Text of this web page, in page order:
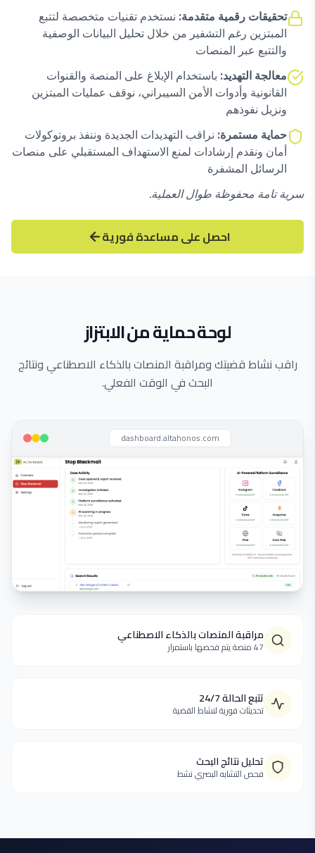
تحقيقات رقمية متقدمة: نستخدم تقنيات متخصصة لتتبع
المبتزين رغم التشفير من خلال تحليل البيانات الوصفية
والتتبع عبر المنصات
معالجة التهديد: باستخدام الإبلاغ على المنصة والقنوات
القانونية وأدوات الأمن السيبراني، نوقف عمليات المبتزين
ونزيل نفوذهم
حماية مستمرة: نراقب التهديدات الجديدة وننفذ بروتوكولات
أمان ونقدم إرشادات لمنع الاستهداف المستقبلي على منصات
الرسائل المشفرة
سرية تامة محفوظة طوال العملية.
احصل على مساعدة فورية
لوحة حماية من الابتزاز
راقب نشاط قضيتك ومراقبة المنصات بالذكاء الاصطناعي ونتائج
البحث في الوقت الفعلي.
dashboard.altahonos.com
مراقبة المنصات بالذكاء الاصطناعي
47 منصة يتم فحصها باستمرار
تتبع الحالة 24/7
تحديثات فورية لنشاط القضية
تحليل نتائج البحث
فحص التشابه البصري نشط